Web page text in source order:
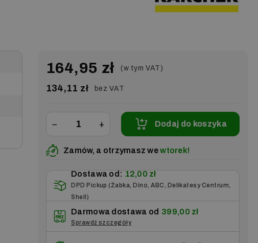
164,95 zł (w tym VAT)
134,11 zł bez VAT
− + Dodaj do koszyka
Zamów, a otrzymasz wewtorek!
Dostawa od: 12,00 zł
DPD Pickup (Żabka, Dino, ABC, Delikatesy Centrum,
Shell)
Darmowa dostawa od 399,00 zł
Sprawdź szczegóły